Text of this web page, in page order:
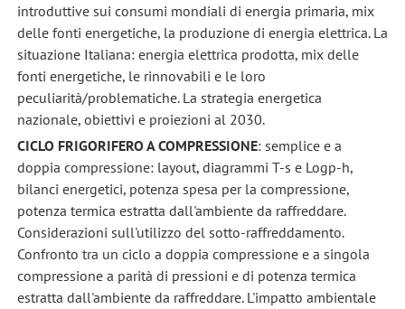
introduttive sui consumi mondiali di energia primaria, mix
delle fonti energetiche, la produzione di energia elettrica. La
situazione Italiana: energia elettrica prodotta, mix delle
fonti energetiche, le rinnovabili e le loro
peculiarità/problematiche. La strategia energetica
nazionale, obiettivi e proiezioni al 2030.
CICLO FRIGORIFERO A COMPRESSIONE: semplice e a
doppia compressione: layout, diagrammi T-s e Logp-h,
bilanci energetici, potenza spesa per la compressione,
potenza termica estratta dall'ambiente da raffreddare.
Considerazioni sull'utilizzo del sotto-raffreddamento.
Confronto tra un ciclo a doppia compressione e a singola
compressione a parità di pressioni e di potenza termica
estratta dall'ambiente da raffreddare. L'impatto ambientale